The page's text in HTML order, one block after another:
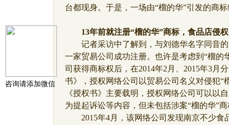
咨询请添加微信
台都现身。于是，一场由“榴的华”引发的商
13年前就注册“榴的华”商标，食品店侵
记者采访中了解到，与刘德华名字同音的
一家贸易公司成功注册。也许是考虑到“榴的
司获得商标权后，在2014年2月、2015年3月
书》，授权网络公司以贸易公司名义对侵犯“
《授权书》主要载明，授权网络公司可以以
为提起诉讼等内容，但未包括涉案“榴的华”
2015年4月，该网络公司发现南京不少食